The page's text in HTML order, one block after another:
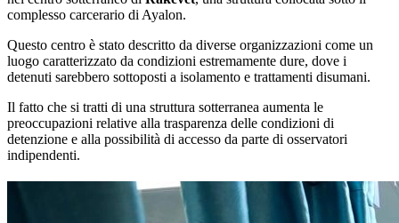
complesso carcerario di Ayalon.
Questo centro è stato descritto da diverse organizzazioni come un
luogo caratterizzato da condizioni estremamente dure, dove i
detenuti sarebbero sottoposti a isolamento e trattamenti disumani.
Il fatto che si tratti di una struttura sotterranea aumenta le
preoccupazioni relative alla trasparenza delle condizioni di
detenzione e alla possibilità di accesso da parte di osservatori
indipendenti.